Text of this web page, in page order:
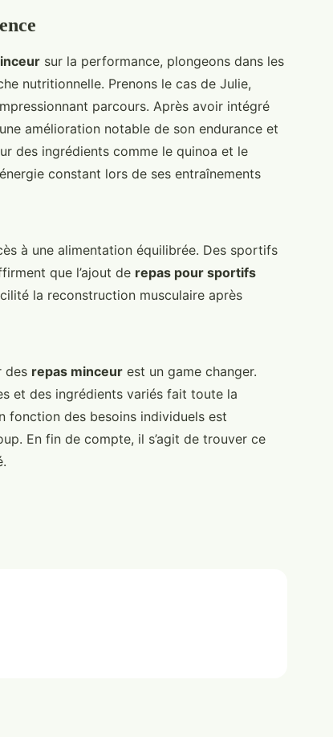
sur la performance, plongeons dans les
nutritionnelle. Prenons le cas de Julie,
parcours. Après avoir intégré
amélioration notable de son endurance et
des ingrédients comme le quinoa et le
constant lors de ses entraînements
à une alimentation équilibrée. Des sportifs
que l’ajout de repas pour sportifs
la reconstruction musculaire après
des repas minceur est un game changer.
et des ingrédients variés fait toute la
fonction des besoins individuels est
En fin de compte, il s’agit de trouver ce